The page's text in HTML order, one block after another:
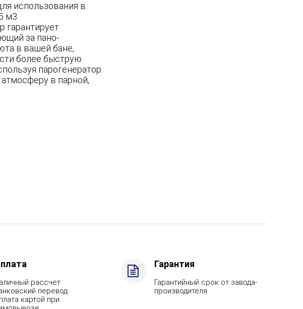
использования в
м3.
гарантирует
за пано-
в вашей бане,
более быструю
парогенератор.
в парной,
рассчет
перевод
картой при
Гарантия
Гарантийный срок от завода-
производителя